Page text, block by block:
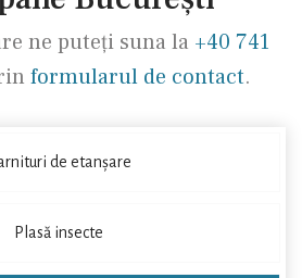
ne puteți suna la +40 741
formularul de contact.
de etanșare
Plasă insecte